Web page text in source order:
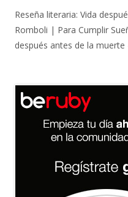
Reseña literaria: Vida
Romboli | Para Cumplir
después antes de la muerte